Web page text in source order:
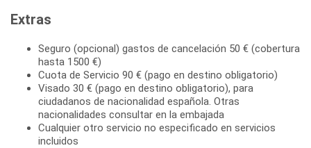
Extras
Seguro (opcional) gastos de cancelación 50 € (cobertura
hasta 1500 €)
Cuota de Servicio 90 € (pago en destino obligatorio)
Visado 30 € (pago en destino obligatorio), para
ciudadanos de nacionalidad española. Otras
nacionalidades consultar en la embajada
Cualquier otro servicio no especificado en servicios
incluidos